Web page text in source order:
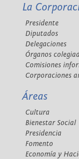
La
Presidente
Diputados
Delegaciones
Órganos
Comisiones
Corporaciones
Áreas
Cultura
Bienestar Social
Presidencia
Fomento
Economía y